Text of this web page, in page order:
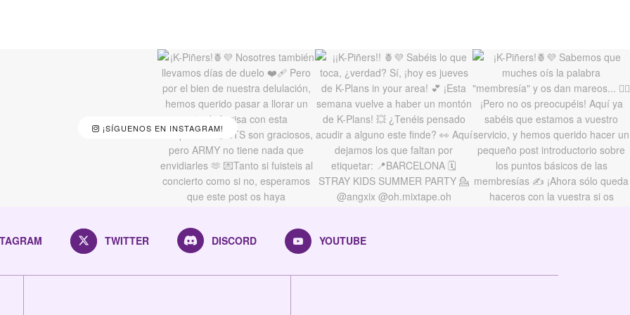
¡SÍGUENOS EN INSTAGRAM!
TWITTER DISCORD YOUTUBE